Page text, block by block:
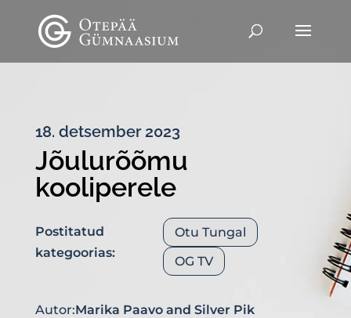
18. detsember 2023
Jõulurõõmu
kooliperele
Postitatud
kategoorias:
Otu Tungal
OG TV
Autor:Marika Paavoand Silver Pik